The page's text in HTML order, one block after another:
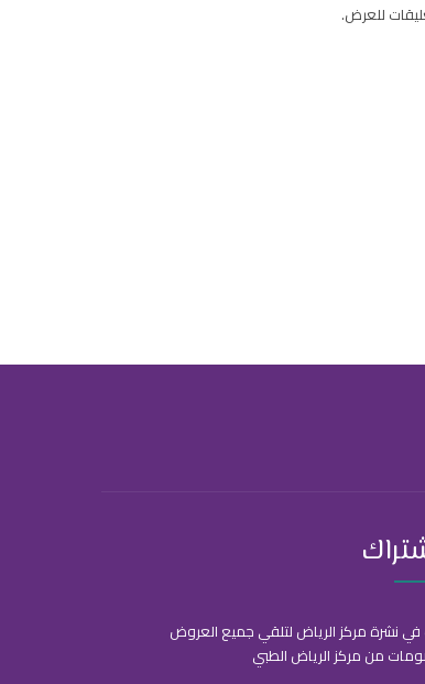
للعرض.
في نشرة مركز الرياض لتلقي جميع العروض
من مركز الرياض الطبي